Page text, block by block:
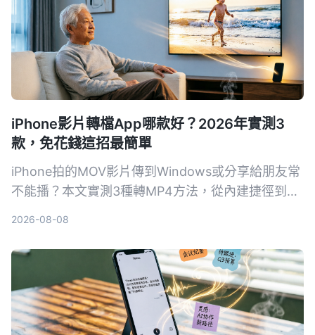
iPhone影片轉檔App哪款好？2026年實測3
款，免花錢這招最簡單
iPhone拍的MOV影片傳到Windows或分享給朋友常
不能播？本文實測3種轉MP4方法，從內建捷徑到專
2026-08-08